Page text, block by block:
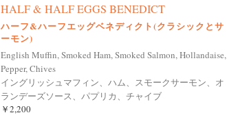
HALF & HALF EGGS BENEDICT
ハーフ&ハーフエッグベネディクト(クラシックとサ
ーモン)
English Muffin, Smoked Ham, Smoked Salmon, Hollandaise,
Pepper, Chives
イングリッシュマフィン、ハム、スモークサーモン、オ
ランデーズソース、パプリカ、チャイブ
￥2,200